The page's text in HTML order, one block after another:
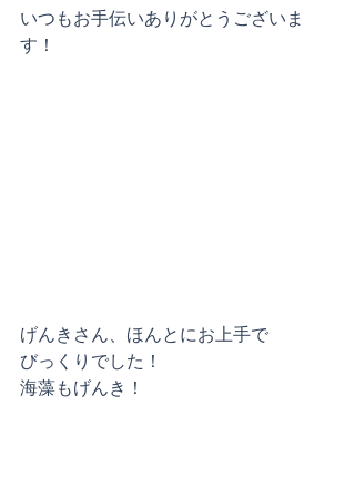
いつもお手伝いありがとうございま
す！
げんきさん、ほんとにお上手で
びっくりでした！
海藻もげんき！